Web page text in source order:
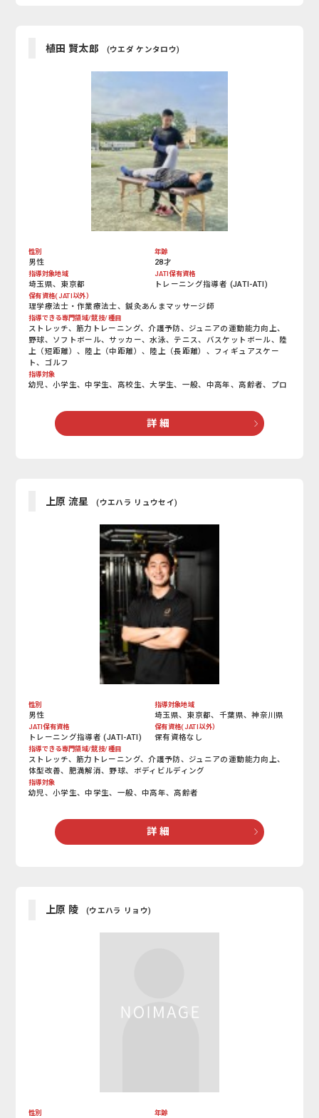
植田 賢太郎 (ウエダ ケンタロウ)
性別
男性
年齢
28才
指導対象地域
埼玉県、東京都
JATI保有資格
トレーニング指導者 (JATI-ATI)
保有資格(JATI以外）
理学療法士・作業療法士、鍼灸あんまマッサージ師
指導できる専門領域/競技/種目
ストレッチ、筋力トレーニング、介護予防、ジュニアの運動能力向上、
野球、ソフトボール、サッカー、水泳、テニス、バスケットボール、陸
上（短距離）、陸上（中距離）、陸上（長距離）、フィギュアスケー
ト、ゴルフ
指導対象
幼児、小学生、中学生、高校生、大学生、一般、中高年、高齢者、プロ
詳 細
上原 流星 (ウエハラ リュウセイ)
性別
男性
指導対象地域
埼玉県、東京都、千葉県、神奈川県
JATI保有資格
トレーニング指導者 (JATI-ATI)
保有資格(JATI以外）
保有資格なし
指導できる専門領域/競技/種目
ストレッチ、筋力トレーニング、介護予防、ジュニアの運動能力向上、
体型改善、肥満解消、野球、ボディビルディング
指導対象
幼児、小学生、中学生、一般、中高年、高齢者
詳 細
上原 陵 (ウエハラ リョウ)
性別 年齢